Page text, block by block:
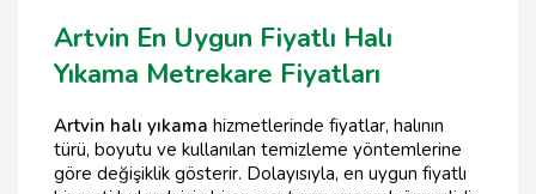
Artvin En Uygun Fiyatlı Halı
Yıkama Metrekare Fiyatları
Artvin halı yıkama hizmetlerinde fiyatlar, halının
türü, boyutu ve kullanılan temizleme yöntemlerine
göre değişiklik gösterir. Dolayısıyla, en uygun fiyatlı